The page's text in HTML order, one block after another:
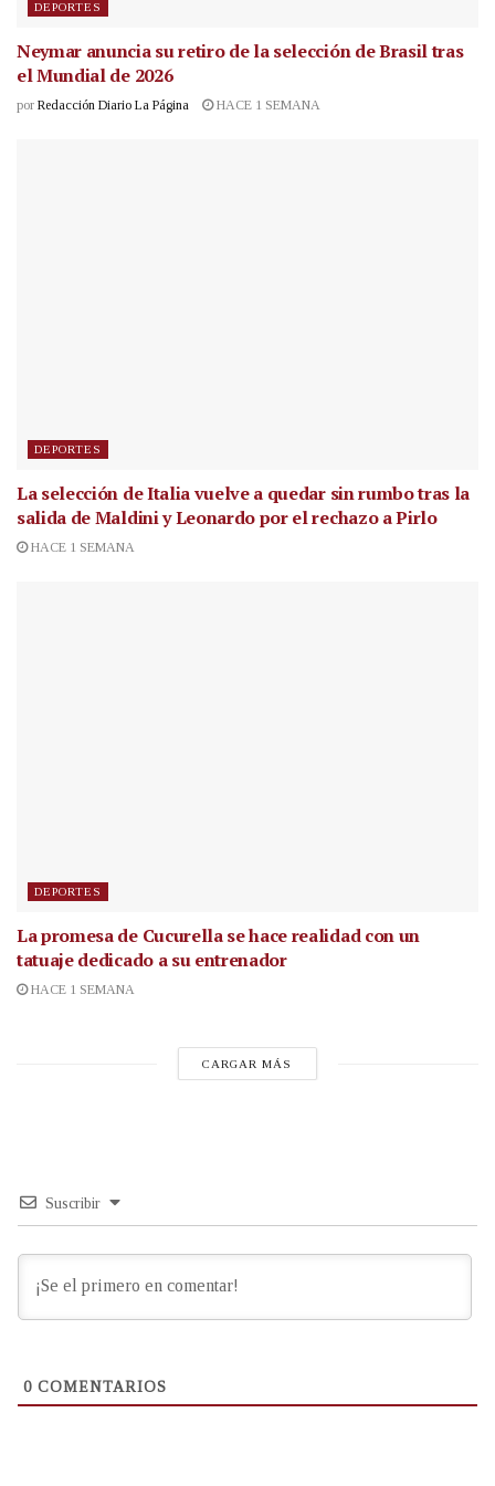
DEPORTES
Neymar anuncia su retiro de la selección de Brasil tras
el Mundial de 2026
por Redacción Diario La Página HACE 1 SEMANA
DEPORTES
La selección de Italia vuelve a quedar sin rumbo tras la
salida de Maldini y Leonardo por el rechazo a Pirlo
HACE 1 SEMANA
DEPORTES
La promesa de Cucurella se hace realidad con un
tatuaje dedicado a su entrenador
HACE 1 SEMANA
CARGAR MÁS
Suscribir
0 COMENTARIOS